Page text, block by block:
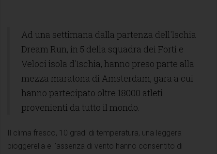
Ad una settimana dalla partenza dell'Ischia
Dream Run, in 5 della squadra dei Forti e
Veloci isola d'Ischia, hanno preso parte alla
mezza maratona di Amsterdam, gara a cui
hanno partecipato oltre 18000 atleti
provenienti da tutto il mondo.
Il clima fresco, 10 gradi di temperatura, una leggera
pioggerella e l'assenza di vento hanno consentito di